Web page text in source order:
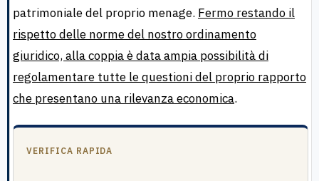
patrimoniale del proprio menage. Fermo restando il
rispetto delle norme del nostro ordinamento
giuridico, alla coppia è data ampia possibilità di
regolamentare tutte le questioni del proprio rapporto
che presentano una rilevanza economica.
VERIFICA RAPIDA